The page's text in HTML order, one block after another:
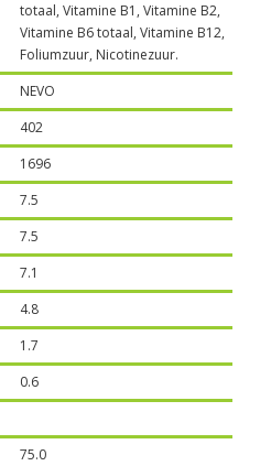
totaal, Vitamine B1, Vitamine B2,
Vitamine B6 totaal, Vitamine B12,
Foliumzuur, Nicotinezuur.
NEVO
402
1696
7.5
7.5
7.1
4.8
1.7
0.6
75.0